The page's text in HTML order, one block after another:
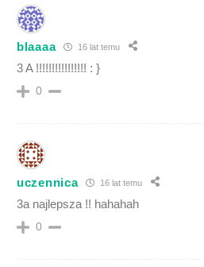
blaaaa 16 lat temu
3 A !!!!!!!!!!!!!!!! : }
0
uczennica 16 lat temu
3a najlepsza !! hahahah
0